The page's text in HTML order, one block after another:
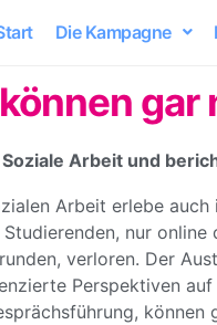
Die Kampagne
Arbeit und
Arbeit erlebe auch
nur
verloren. Der
Perspektiven
können